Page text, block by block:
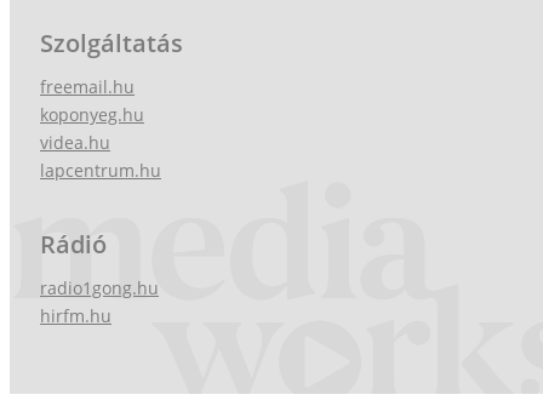
Szolgáltatás
freemail.hu
koponyeg.hu
videa.hu
lapcentrum.hu
Rádió
radio1gong.hu
hirfm.hu